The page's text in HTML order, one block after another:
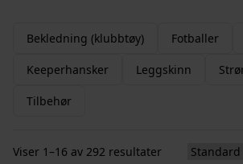
Bekledning (klubbtøy) Fotballer
Keeperhansker Leggskinn
Tilbehør
Viser 1–16 av 292 resultater